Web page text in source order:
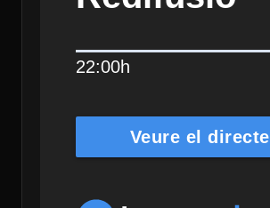
22:00h
Veure el directe